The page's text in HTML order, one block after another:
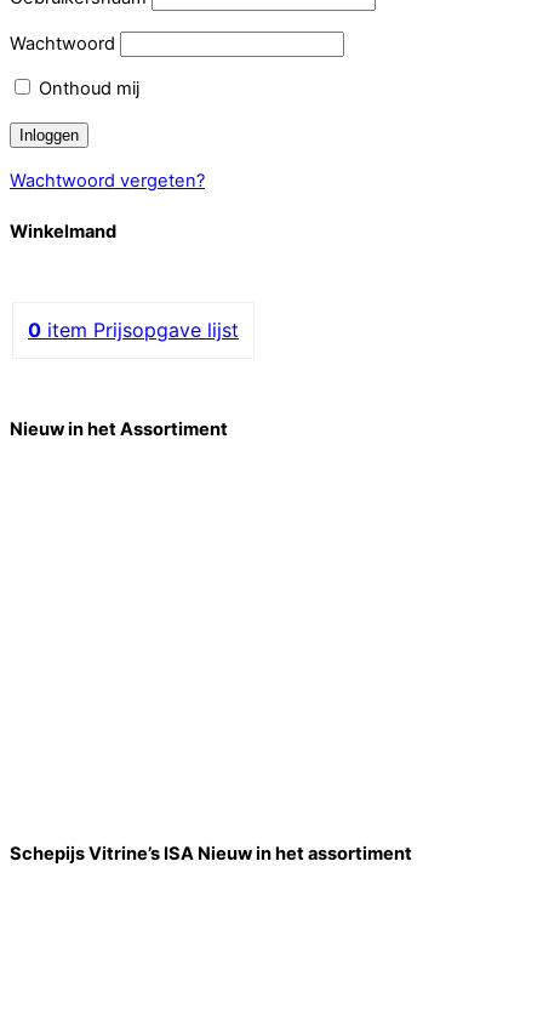
Wachtwoord
Onthoud mij
Wachtwoord vergeten?
Winkelmand
0 item Prijsopgave lijst
Nieuw in het Assortiment
Schepijs Vitrine’s ISA Nieuw in het assortiment